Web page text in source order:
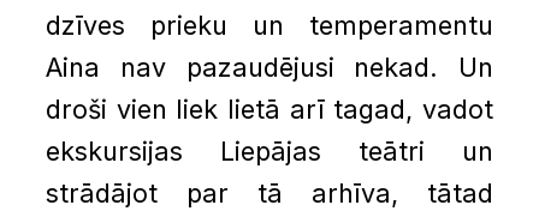
dzīves prieku un temperamentu
Aina nav pazaudējusi nekad. Un
droši vien liek lietā arī tagad, vadot
ekskursijas Liepājas teātri un
strādājot par tā arhīva, tātad